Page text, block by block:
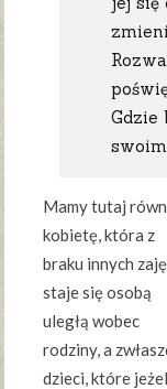
Gdzie
Mamy tutaj
kobietę, która z
braku innych
staje się osobą
uległą wobec
rodziny, a
dzieci, które